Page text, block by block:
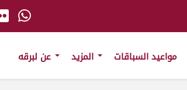
مواعيد السباقات